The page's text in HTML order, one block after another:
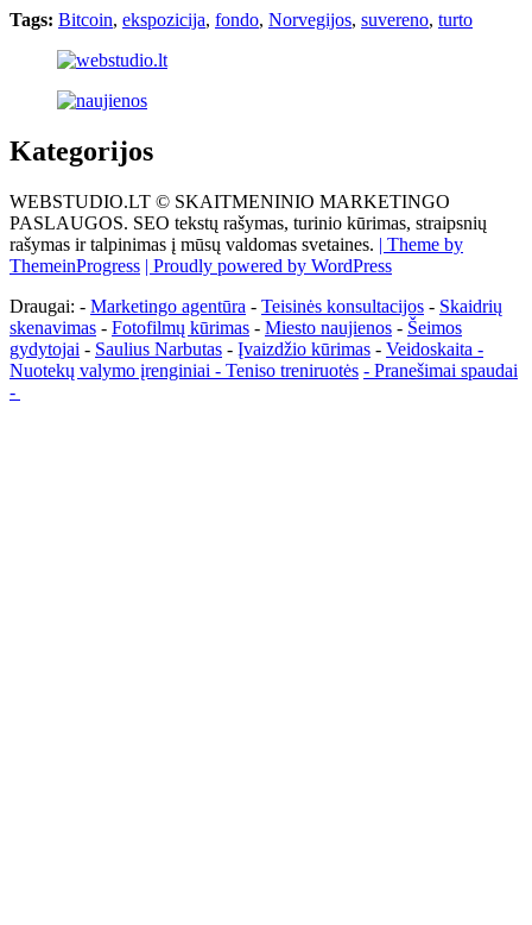
Tags: Bitcoin, ekspozicija, fondo, Norvegijos, suvereno, turto
Kategorijos
WEBSTUDIO.LT © SKAITMENINIO MARKETINGO
PASLAUGOS. SEO tekstų rašymas, turinio kūrimas, straipsnių
rašymas ir talpinimas į mūsų valdomas svetaines. | Theme by
ThemeinProgress | Proudly powered by WordPress
Draugai: - Marketingo agentūra - Teisinės konsultacijos - Skaidrių
skenavimas - Fotofilmų kūrimas - Miesto naujienos - Šeimos
gydytojai - Saulius Narbutas - Įvaizdžio kūrimas - Veidoskaita -
Nuotekų valymo įrenginiai - Teniso treniruotės - Pranešimai spaudai
-